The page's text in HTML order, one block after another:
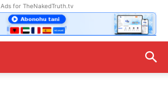
Ads for TheNakedTruth.tv